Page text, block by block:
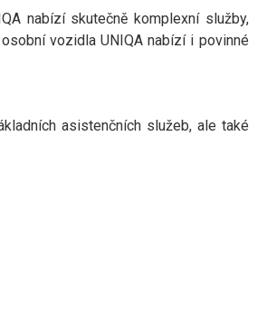
nabízí skutečně komplexní služby,
vozidla UNIQA nabízí i povinné
asistenčních služeb, ale také